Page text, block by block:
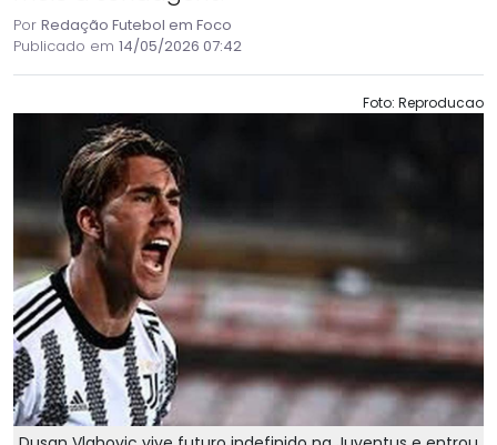
Por Redação Futebol em Foco
Publicado em 14/05/2026 07:42
Foto: Reproducao